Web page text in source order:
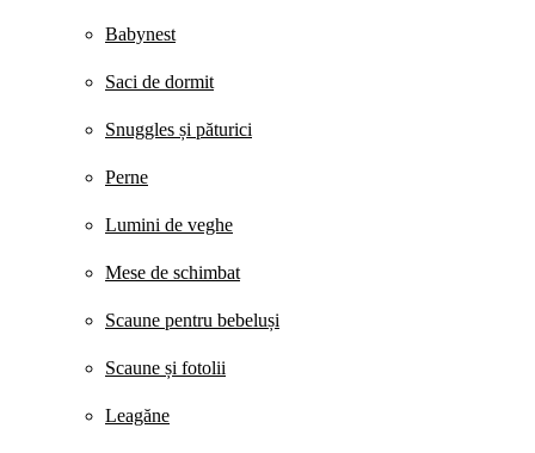
Babynest
Saci de dormit
Snuggles și păturici
Perne
Lumini de veghe
Mese de schimbat
Scaune pentru bebeluși
Scaune și fotolii
Leagăne